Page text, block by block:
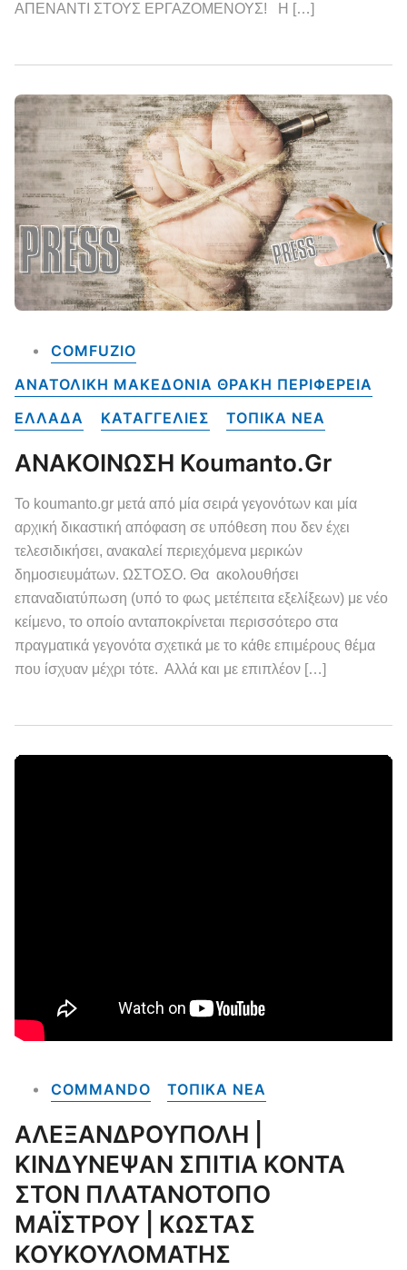
ΑΠΕΝΑΝΤΙ ΣΤΟΥΣ ΕΡΓΑΖΟΜΕΝΟΥΣ! Η […]
COMFUZIO
ΑΝΑΤΟΛΙΚΗ ΜΑΚΕΔΟΝΙΑ ΘΡΑΚΗ ΠΕΡΙΦΕΡΕΙΑ
ΕΛΛΑΔΑ
ΚΑΤΑΓΓΕΛΙΕΣ ΤΟΠΙΚΑ NEA
ΑΝΑΚΟΙΝΩΣΗ Koumanto.gr
Το koumanto.gr μετά από μία σειρά γεγονότων και μία
αρχική δικαστική απόφαση σε υπόθεση που δεν έχει
τελεσιδικήσει, ανακαλεί περιεχόμενα μερικών
δημοσιευμάτων. ΩΣΤΟΣΟ. Θα ακολουθήσει
επαναδιατύπωση (υπό το φως μετέπειτα εξελίξεων) με νέο
κείμενο, το οποίο ανταποκρίνεται περισσότερο στα
πραγματικά γεγονότα σχετικά με το κάθε επιμέρους θέμα
που ίσχυαν μέχρι τότε. Αλλά και με επιπλέον […]
COMMANDO ΤΟΠΙΚΑ NEA
ΑΛΕΞΑΝΔΡΟΥΠΟΛΗ |
ΚΙΝΔΥΝΕΨΑΝ ΣΠΙΤΙΑ ΚΟΝΤΑ
ΣΤΟΝ ΠΛΑΤΑΝΟΤΟΠΟ
ΜΑΪΣΤΡΟΥ | ΚΩΣΤΑΣ
ΚΟΥΚΟΥΛΟΜΑΤΗΣ